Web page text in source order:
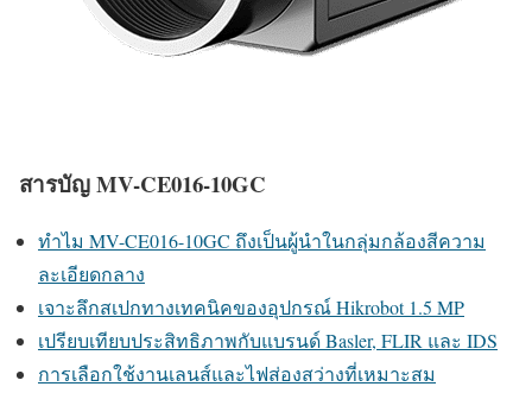
สารบัญ MV-CE016-10GC
ทำไม MV-CE016-10GC ถึงเป็นผู้นำในกลุ่มกล้องสีความ
ละเอียดกลาง
เจาะลึกสเปกทางเทคนิคของอุปกรณ์ Hikrobot 1.5 MP
เปรียบเทียบประสิทธิภาพกับแบรนด์ Basler, FLIR และ IDS
การเลือกใช้งานเลนส์และไฟส่องสว่างที่เหมาะสม